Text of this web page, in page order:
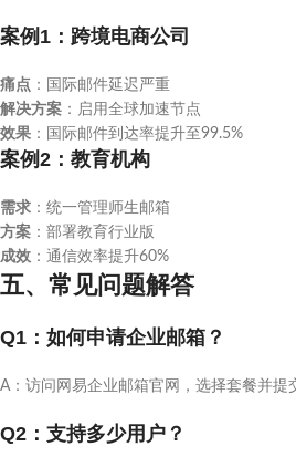
案例1：跨境电商公司
痛点 ：国际邮件延迟严重
解决方案 ：启用全球加速节点
效果 ：国际邮件到达率提升至99.5%
案例2：教育机构
需求 ：统一管理师生邮箱
方案 ：部署教育行业版
成效 ：通信效率提升60%
五、常见问题解答
Q1：如何申请企业邮箱？
A：访问网易企业邮箱官网，选择套餐并提
Q2：支持多少用户？